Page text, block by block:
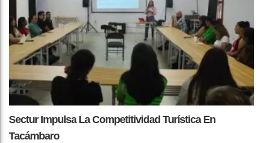
Sectur Impulsa La Competitividad Turística En
Tacámbaro